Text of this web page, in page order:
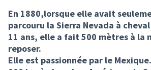
En 1880,lorsque elle avait
parcouru la Sierra Nevada à
11 ans, elle a fait 500 mètres à la
reposer.
Elle est passionnée par le